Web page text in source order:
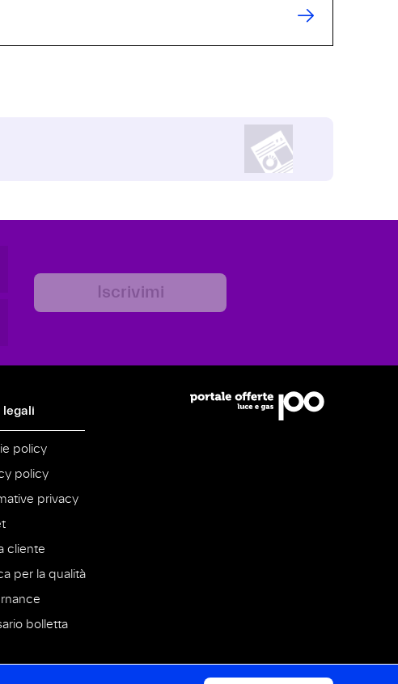
Iscrivimi
legali
policy
policy
privacy
cliente
per la qualità
bolletta